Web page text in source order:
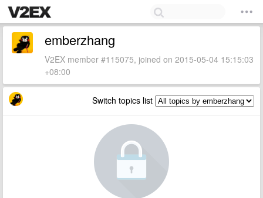
emberzhang
V2EX member #115075, joined on 2015-05-04 15:15:03
+08:00
Switch topics list